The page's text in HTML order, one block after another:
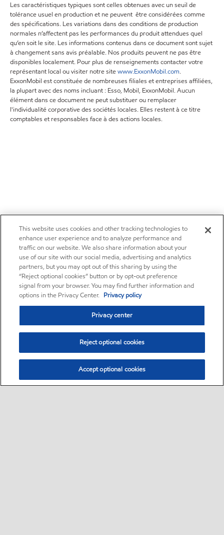
Les caractéristiques typiques sont celles obtenues avec un seuil de
tolérance usuel en production et ne peuvent être considérées comme
des spécifications. Les variations dans des conditions de production
normales n’affectent pas les performances du produit attendues quel
qu’en soit le site. Les informations contenus dans ce document sont sujet
à changement sans avis préalable. Nos produits peuvent ne pas être
disponibles localement. Pour plus de renseignements contacter votre
représentant local ou visiter notre sitewww.ExxonMobil.com.
ExxonMobil est constituée de nombreuses filiales et entreprises affiliées,
la plupart avec des noms incluant : Esso, Mobil, ExxonMobil. Aucun
élément dans ce document ne peut substituer ou remplacer
l'individualité corporative des sociétés locales. Elles restent à ce titre
comptables et responsables face à des actions locales.
This website uses cookies and other tracking technologies to
enhance user experience and to analyze performance and
traffic on our website. We also share information about your
use of our site with our social media, advertising and analytics
partners, but you may opt out of this sharing by using the
“Reject optional cookies” button or by opt-out preference
signal from your browser. You may find further information and
options in the Privacy Center. Privacy policy
Privacy center
Reject optional cookies
Accept optional cookies